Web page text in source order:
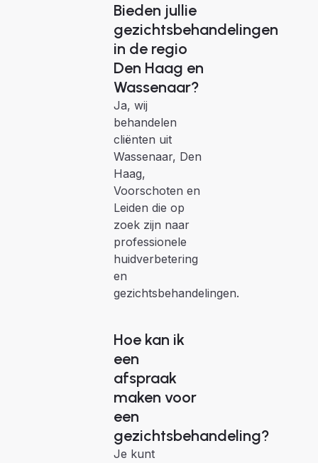
Bieden jullie
gezichtsbehandelingen
in de regio
Den Haag en
Wassenaar?
Ja, wij
behandelen
cliënten uit
Wassenaar, Den
Haag,
Voorschoten en
Leiden die op
zoek zijn naar
professionele
huidverbetering
en
gezichtsbehandelingen.
Hoe kan ik
een
afspraak
maken voor
een
gezichtsbehandeling?
Je kunt